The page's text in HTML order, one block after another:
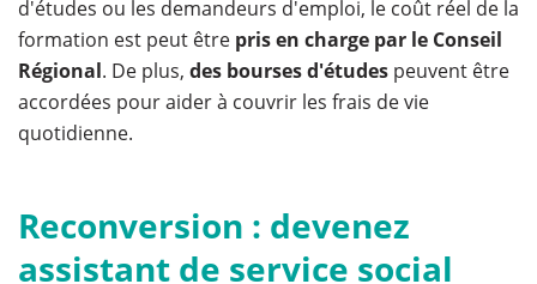
d'études ou les demandeurs d'emploi, le coût réel de la
formation est peut être pris en charge par le Conseil
Régional. De plus, des bourses d'études peuvent être
accordées pour aider à couvrir les frais de vie
quotidienne.
Reconversion : devenez
assistant de service social